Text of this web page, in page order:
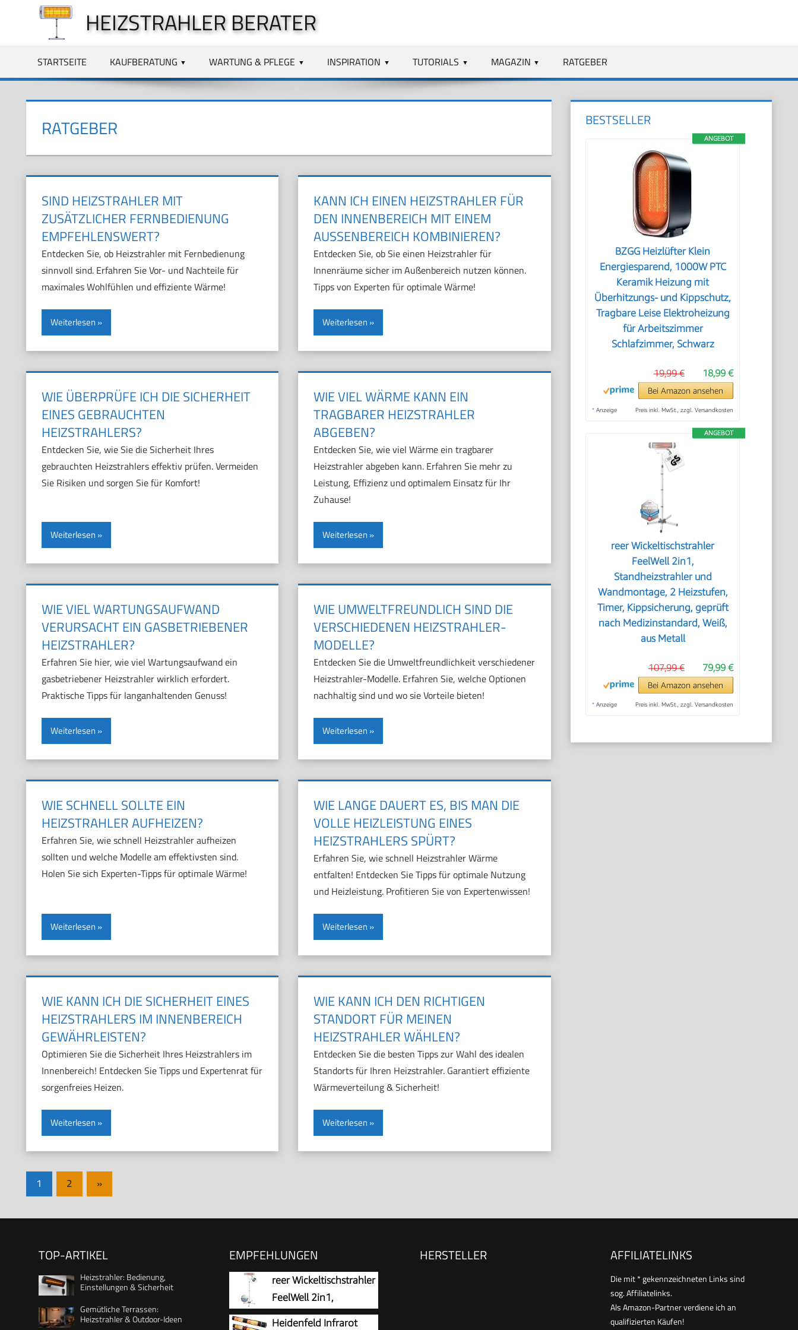
springen
HEIZSTRAHLER BERATER
STARTSEITE KAUFBERATUNG WARTUNG & PFLEGE INSPIRATION TUTORIALS MAGAZIN RATGEBER
RATGEBER
SIND HEIZSTRAHLER MIT
ZUSÄTZLICHER FERNBEDIENUNG
EMPFEHLENSWERT?
Entdecken Sie, ob Heizstrahler mit Fernbedienung
sinnvoll sind. Erfahren Sie Vor- und Nachteile für
maximales Wohlfühlen und effiziente Wärme!
Weiterlesen
KANN ICH EINEN HEIZSTRAHLER FÜR
DEN INNENBEREICH MIT EINEM
AUSSENBEREICH KOMBINIEREN?
Entdecken Sie, ob Sie einen Heizstrahler für
Innenräume sicher im Außenbereich nutzen können.
Tipps von Experten für optimale Wärme!
Weiterlesen
WIE ÜBERPRÜFE ICH DIE SICHERHEIT
EINES GEBRAUCHTEN
HEIZSTRAHLERS?
Entdecken Sie, wie Sie die Sicherheit Ihres
gebrauchten Heizstrahlers effektiv prüfen. Vermeiden
Sie Risiken und sorgen Sie für Komfort!
Weiterlesen
WIE VIEL WÄRME KANN EIN
TRAGBARER HEIZSTRAHLER
ABGEBEN?
Entdecken Sie, wie viel Wärme ein tragbarer
Heizstrahler abgeben kann. Erfahren Sie mehr zu
Leistung, Effizienz und optimalem Einsatz für Ihr
Zuhause!
Weiterlesen
WIE VIEL WARTUNGSAUFWAND
VERURSACHT EIN GASBETRIEBENER
HEIZSTRAHLER?
Erfahren Sie hier, wie viel Wartungsaufwand ein
gasbetriebener Heizstrahler wirklich erfordert.
Praktische Tipps für langanhaltenden Genuss!
Weiterlesen
WIE UMWELTFREUNDLICH SIND DIE
VERSCHIEDENEN HEIZSTRAHLER-
MODELLE?
Entdecken Sie die Umweltfreundlichkeit verschiedener
Heizstrahler-Modelle. Erfahren Sie, welche Optionen
nachhaltig sind und wo sie Vorteile bieten!
Weiterlesen
WIE SCHNELL SOLLTE EIN
HEIZSTRAHLER AUFHEIZEN?
Erfahren Sie, wie schnell Heizstrahler aufheizen
sollten und welche Modelle am effektivsten sind.
Holen Sie sich Experten-Tipps für optimale Wärme!
Weiterlesen
WIE LANGE DAUERT ES, BIS MAN DIE
VOLLE HEIZLEISTUNG EINES
HEIZSTRAHLERS SPÜRT?
Erfahren Sie, wie schnell Heizstrahler Wärme
entfalten! Entdecken Sie Tipps für optimale Nutzung
und Heizleistung. Profitieren Sie von Expertenwissen!
Weiterlesen
WIE KANN ICH DIE SICHERHEIT EINES
HEIZSTRAHLERS IM INNENBEREICH
GEWÄHRLEISTEN?
Optimieren Sie die Sicherheit Ihres Heizstrahlers im
Innenbereich! Entdecken Sie Tipps und Expertenrat für
sorgenfreies Heizen.
Weiterlesen
WIE KANN ICH DEN RICHTIGEN
STANDORT FÜR MEINEN
HEIZSTRAHLER WÄHLEN?
Entdecken Sie die besten Tipps zur Wahl des idealen
Standorts für Ihren Heizstrahler. Garantiert effiziente
Wärmeverteilung & Sicherheit!
Weiterlesen
Seitennummerierung
1 2
Nächste
Beiträge
»
BESTSELLER
ANGEBOT
BZGG Heizlüfter Klein
Energiesparend, 1000W PTC
Keramik Heizung mit
Überhitzungs- und Kippschutz,
Tragbare Leise Elektroheizung
für Arbeitszimmer
Schlafzimmer, Schwarz
18,99 €
19,99 €
Bei Amazon ansehen
* Anzeige Preis inkl. MwSt., zzgl. Versandkosten
ANGEBOT
reer Wickeltischstrahler
FeelWell 2in1,
Standheizstrahler und
Wandmontage, 2 Heizstufen,
Timer, Kippsicherung, geprüft
nach Medizinstandard, Weiß,
aus Metall
79,99 €
107,99 €
Bei Amazon ansehen
* Anzeige Preis inkl. MwSt., zzgl. Versandkosten
TOP-ARTIKEL
Heizstrahler: Bedienung,
Einstellungen & Sicherheit
Gemütliche Terrassen:
Heizstrahler & Outdoor-Ideen
EMPFEHLUNGEN
reer Wickeltischstrahler
FeelWell 2in1,
Standheizstrahler und
Heidenfeld Infrarot
HERSTELLER AFFILIATELINKS
Die mit * gekennzeichneten Links sind
sog. Affiliatelinks.
Als Amazon-Partner verdiene ich an
qualifizierten Käufen!